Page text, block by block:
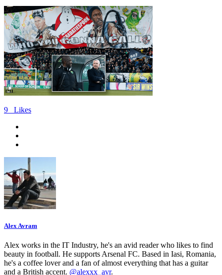
9 Likes
Alex Avram
Alex works in the IT Industry, he's an avid reader who likes to find
beauty in football. He supports Arsenal FC. Based in Iasi, Romania,
he's a coffee lover and a fan of almost everything that has a guitar
and a British accent. @alexxx_avr.